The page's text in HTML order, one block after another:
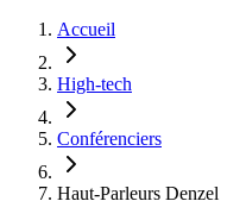
Accueil
High-tech
Conférenciers
Haut-Parleurs Denzel